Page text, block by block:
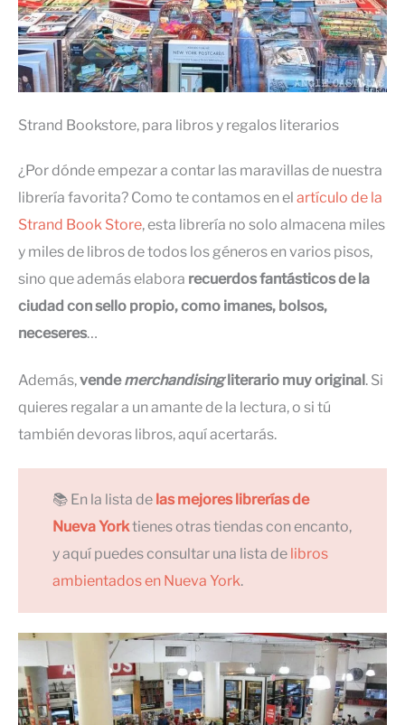
Strand Bookstore, para libros y regalos literarios
¿Por dónde empezar a contar las maravillas de nuestra
librería favorita? Como te contamos en el artículo de la
Strand Book Store, esta librería no solo almacena miles
y miles de libros de todos los géneros en varios pisos,
sino que además elabora recuerdos fantásticos de la
ciudad con sello propio, como imanes, bolsos,
neceseres…
Además,vendemerchandisingliterario muy original. Si
quieres regalar a un amante de la lectura, o si tú
también devoras libros, aquí acertarás.
📚 En la lista de las mejores librerías de
Nueva Yorktienes otras tiendas con encanto,
y aquí puedes consultar una lista de libros
ambientados en Nueva York.